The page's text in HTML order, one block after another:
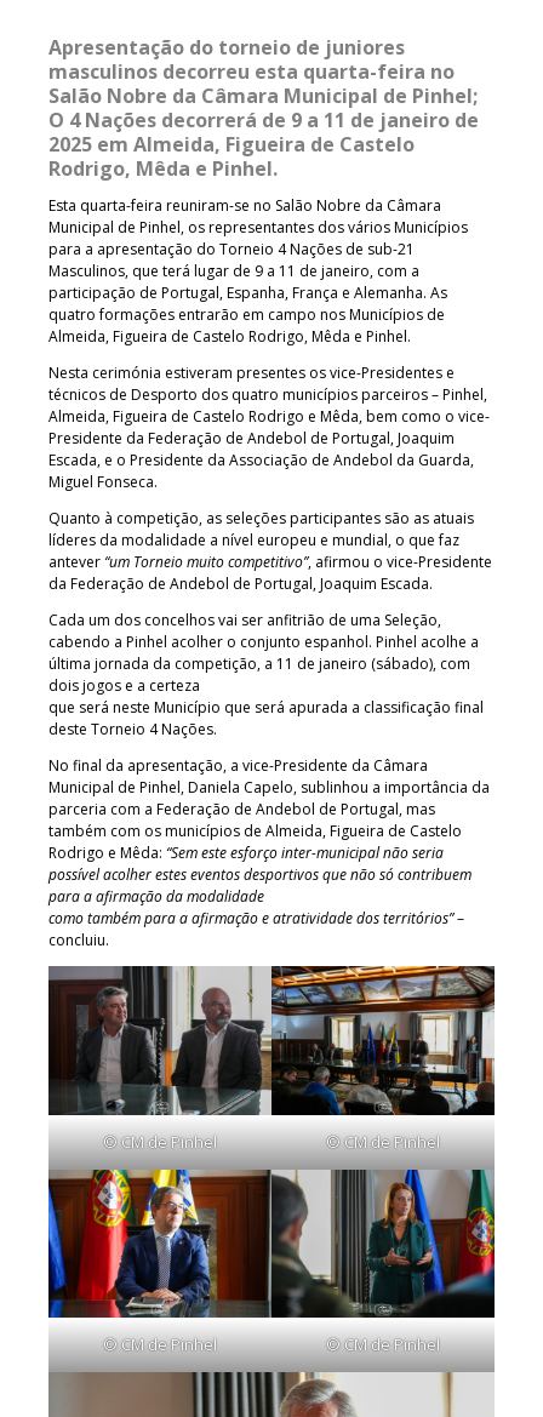
Apresentação do torneio de juniores
masculinos decorreu esta quarta-feira no
Salão Nobre da Câmara Municipal de Pinhel;
O 4 Nações decorrerá de 9 a 11 de janeiro de
2025 em Almeida, Figueira de Castelo
Rodrigo, Mêda e Pinhel.
Esta quarta-feira reuniram-se no Salão Nobre da Câmara
Municipal de Pinhel, os representantes dos vários Municípios
para a apresentação do Torneio 4 Nações de sub-21
Masculinos, que terá lugar de 9 a 11 de janeiro, com a
participação de Portugal, Espanha, França e Alemanha. As
quatro formações entrarão em campo nos Municípios de
Almeida, Figueira de Castelo Rodrigo, Mêda e Pinhel.
Nesta cerimónia estiveram presentes os vice-Presidentes e
técnicos de Desporto dos quatro municípios parceiros – Pinhel,
Almeida, Figueira de Castelo Rodrigo e Mêda, bem como o vice-
Presidente da Federação de Andebol de Portugal, Joaquim
Escada, e o Presidente da Associação de Andebol da Guarda,
Miguel Fonseca.
Quanto à competição, as seleções participantes são as atuais
líderes da modalidade a nível europeu e mundial, o que faz
antever“um Torneio muito competitivo”, afirmou o vice-Presidente
da Federação de Andebol de Portugal, Joaquim Escada.
Cada um dos concelhos vai ser anfitrião de uma Seleção,
cabendo a Pinhel acolher o conjunto espanhol. Pinhel acolhe a
última jornada da competição, a 11 de janeiro (sábado), com
dois jogos e a certeza
que será neste Município que será apurada a classificação final
deste Torneio 4 Nações.
No final da apresentação, a vice-Presidente da Câmara
Municipal de Pinhel, Daniela Capelo, sublinhou a importância da
parceria com a Federação de Andebol de Portugal, mas
também com os municípios de Almeida, Figueira de Castelo
Rodrigo e Mêda: “Sem este esforço inter-municipal não seria
possível acolher estes eventos desportivos que não só contribuem
para a afirmação da modalidade
como também para a afirmação e atratividade dos territórios”–
concluiu.
© CM de Pinhel © CM de Pinhel
© CM de Pinhel © CM de Pinhel